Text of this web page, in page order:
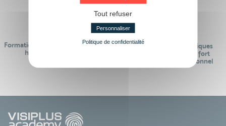
Formations réalisables pendant ou
hors temps de travail
Des contenus pédagogiques
« de pointe » et en lien fort
avec le monde professionnel
Tout refuser
Personnaliser
Politique de confidentialité